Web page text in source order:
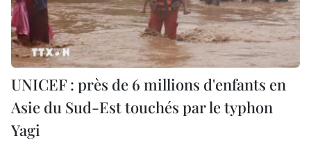
UNICEF : près de 6 millions d'enfants en
Asie du Sud-Est touchés par le typhon
Yagi